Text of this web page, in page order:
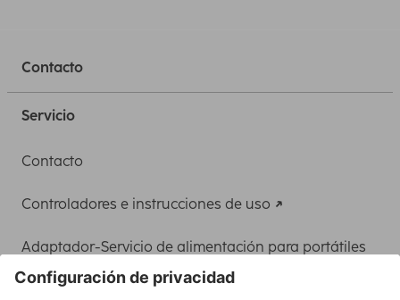
Contacto
Servicio
Contacto
Controladores e instrucciones de uso
Adaptador-Servicio de alimentación para portátiles